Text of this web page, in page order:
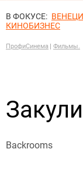
В ФОКУСЕ:
КИНОБИЗНЕС
ПрофиСинема Фильмы.
Backrooms